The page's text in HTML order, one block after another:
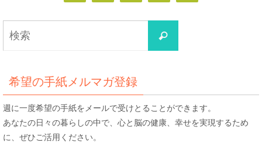
検
索
希望の手紙メルマガ登録
週に一度希望の手紙をメールで受けとることができます。
あなたの日々の暮らしの中で、心と脳の健康、幸せを実現するため
に、ぜひご活用ください。